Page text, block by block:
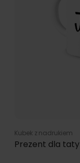
Kubek z nadrukiem
Prezent dla taty